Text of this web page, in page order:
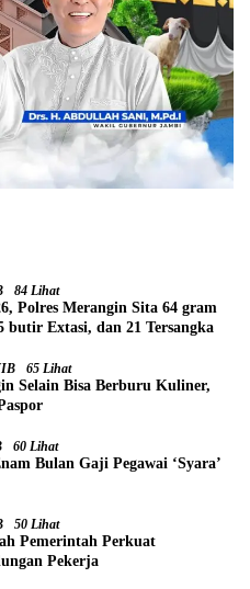
84 Lihat
Polres Merangin Sita 64 gram
butir Extasi, dan 21 Tersangka
65 Lihat
Selain Bisa Berburu Kuliner,
60 Lihat
Bulan Gaji Pegawai ‘Syara’
50 Lihat
Pemerintah Perkuat
Pekerja